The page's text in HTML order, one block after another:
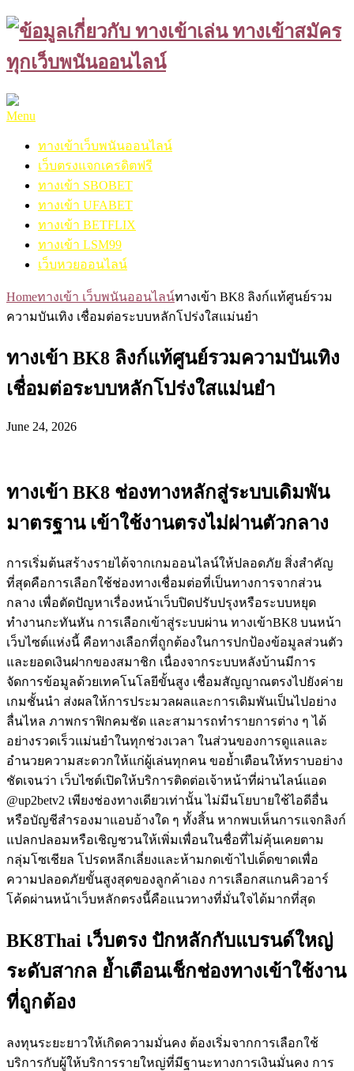
Skip
content
Menu
ทางเข้าเว็บพนันออนไลน์
เว็บตรงแจกเครดิตฟรี
ทางเข้า SBOBET
ทางเข้า UFABET
ทางเข้า BETFLIX
ทางเข้า LSM99
เว็บหวยออนไลน์
Homeทางเข้า เว็บพนันออนไลน์ทางเข้า BK8 ลิงก์แท้ศูนย์รวม
ความบันเทิง เชื่อมต่อระบบหลักโปร่งใสแม่นยำ
ทางเข้า BK8 ลิงก์แท้ศูนย์รวมความบันเทิง
เชื่อมต่อระบบหลักโปร่งใสแม่นยำ
June 24, 2026
ทางเข้า BK8 ช่องทางหลักสู่ระบบเดิมพัน
มาตรฐาน เข้าใช้งานตรงไม่ผ่านตัวกลาง
การเริ่มต้นสร้างรายได้จากเกมออนไลน์ให้ปลอดภัย สิ่งสำคัญ
ที่สุดคือการเลือกใช้ช่องทางเชื่อมต่อที่เป็นทางการจากส่วน
กลาง เพื่อตัดปัญหาเรื่องหน้าเว็บปิดปรับปรุงหรือระบบหยุด
ทำงานกะทันหัน การเลือกเข้าสู่ระบบผ่าน ทางเข้าBK8 บนหน้า
เว็บไซต์แห่งนี้ คือทางเลือกที่ถูกต้องในการปกป้องข้อมูลส่วนตัว
และยอดเงินฝากของสมาชิก เนื่องจากระบบหลังบ้านมีการ
จัดการข้อมูลด้วยเทคโนโลยีขั้นสูง เชื่อมสัญญาณตรงไปยังค่าย
เกมชั้นนำ ส่งผลให้การประมวลผลและการเดิมพันเป็นไปอย่าง
ลื่นไหล ภาพกราฟิกคมชัด และสามารถทำรายการต่าง ๆ ได้
อย่างรวดเร็วแม่นยำในทุกช่วงเวลา ในส่วนของการดูแลและ
อำนวยความสะดวกให้แก่ผู้เล่นทุกคน ขอย้ำเตือนให้ทราบอย่าง
ชัดเจนว่า เว็บไซต์เปิดให้บริการติดต่อเจ้าหน้าที่ผ่านไลน์แอด
@up2betv2 เพียงช่องทางเดียวเท่านั้น ไม่มีนโยบายใช้ไอดีอื่น
หรือบัญชีสำรองมาแอบอ้างใด ๆ ทั้งสิ้น หากพบเห็นการแจกลิงก์
แปลกปลอมหรือเชิญชวนให้เพิ่มเพื่อนในชื่อที่ไม่คุ้นเคยตาม
กลุ่มโซเชียล โปรดหลีกเลี่ยงและห้ามกดเข้าไปเด็ดขาดเพื่อ
ความปลอดภัยขั้นสูงสุดของลูกค้าเอง การเลือกสแกนคิวอาร์
โค้ดผ่านหน้าเว็บหลักตรงนี้คือแนวทางที่มั่นใจได้มากที่สุด
BK8Thai เว็บตรง ปักหลักกับแบรนด์ใหญ่
ระดับสากล ย้ำเตือนเช็กช่องทางเข้าใช้งาน
ที่ถูกต้อง
ลงทุนระยะยาวให้เกิดความมั่นคง ต้องเริ่มจากการเลือกใช้
บริการกับผู้ให้บริการรายใหญ่ที่มีฐานะทางการเงินมั่นคง การ